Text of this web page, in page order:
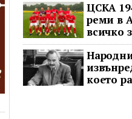
ЦСКА
реми в
всичко
което